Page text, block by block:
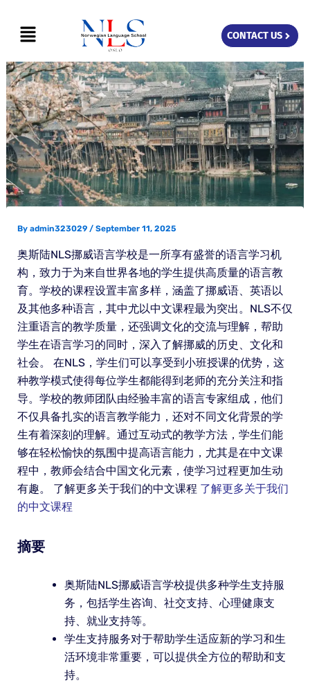
content
Menu CONTACT US
By admin323029 / September 11, 2025
奥斯陆NLS挪威语言学校是一所享有盛誉的语言学习机
构，致力于为来自世界各地的学生提供高质量的语言教
育。学校的课程设置丰富多样，涵盖了挪威语、英语以
及其他多种语言，其中尤以中文课程最为突出。NLS不仅
注重语言的教学质量，还强调文化的交流与理解，帮助
学生在语言学习的同时，深入了解挪威的历史、文化和
社会。 在NLS，学生们可以享受到小班授课的优势，这
种教学模式使得每位学生都能得到老师的充分关注和指
导。学校的教师团队由经验丰富的语言专家组成，他们
不仅具备扎实的语言教学能力，还对不同文化背景的学
生有着深刻的理解。通过互动式的教学方法，学生们能
够在轻松愉快的氛围中提高语言能力，尤其是在中文课
程中，教师会结合中国文化元素，使学习过程更加生动
有趣。 了解更多关于我们的中文课程 了解更多关于我们
的中文课程
摘要
奥斯陆NLS挪威语言学校提供多种学生支持服
务，包括学生咨询、社交支持、心理健康支
持、就业支持等。
学生支持服务对于帮助学生适应新的学习和生
活环境非常重要，可以提供全方位的帮助和支
持。